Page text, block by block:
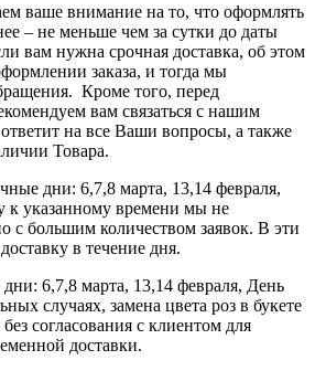
ваше внимание на то, что оформлять
– не меньше чем за сутки до даты
вам нужна срочная доставка, об этом
заказа, и тогда мы
Кроме того, перед
вам связаться с нашим
на все Ваши вопросы, а также
Товара.
дни: 6,7,8 марта, 13,14 февраля,
к указанному времени мы не
с большим количеством заявок. В эти
в течение дня.
6,7,8 марта, 13,14 февраля, День
случаях, замена цвета роз в букете
согласования с клиентом для
доставки.